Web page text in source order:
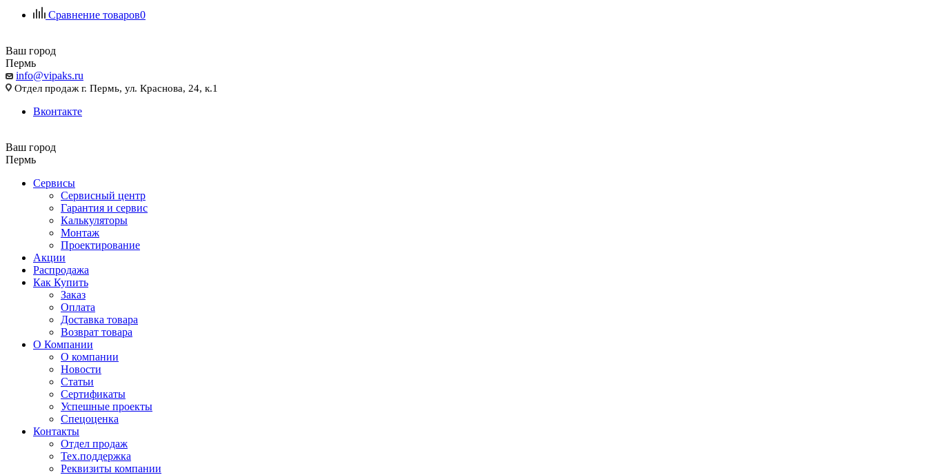
Сравнение товаров0
Ваш город
Пермь
info@vipaks.ru
Отдел продаж г. Пермь, ул. Краснова, 24, к.1
Вконтакте
Ваш город
Пермь
Сервисы
Сервисный центр
Гарантия и сервис
Калькуляторы
Монтаж
Проектирование
Акции
Распродажа
Как Купить
Заказ
Оплата
Доставка товара
Возврат товара
О Компании
О компании
Новости
Статьи
Сертификаты
Успешные проекты
Спецоценка
Контакты
Отдел продаж
Тех.поддержка
Реквизиты компании